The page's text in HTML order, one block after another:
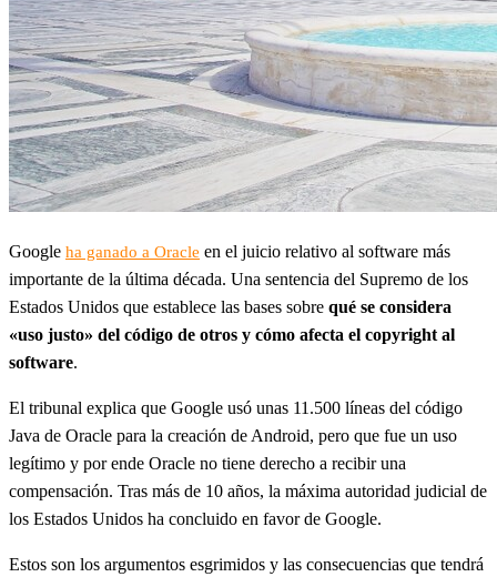
Google ha ganado a Oracle en el juicio relativo al software más
importante de la última década. Una sentencia del Supremo de los
Estados Unidos que establece las bases sobre qué se considera
«uso justo» del código de otros y cómo afecta el copyright al
software.
El tribunal explica que Google usó unas 11.500 líneas del código
Java de Oracle para la creación de Android, pero que fue un uso
legítimo y por ende Oracle no tiene derecho a recibir una
compensación. Tras más de 10 años, la máxima autoridad judicial de
los Estados Unidos ha concluido en favor de Google.
Estos son los argumentos esgrimidos y las consecuencias que tendrá